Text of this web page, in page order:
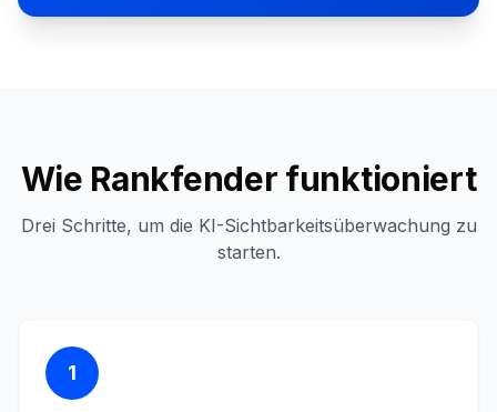
Wie Rankfender funktioniert
Drei Schritte, um die KI-Sichtbarkeitsüberwachung zu
starten.
1